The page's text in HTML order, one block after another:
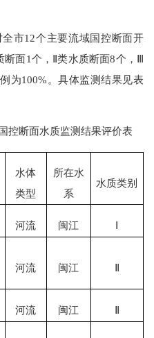
全市1 2个主要流域国控断面开
断面1个 ， Ⅱ类水质断面8个， Ⅲ
为100% 。具体监测结果见表
控断面水质监测结果评价表
水体
类型
所在水
系
水质类别
河流 闽江 Ⅰ
河流 闽江 Ⅱ
河流 闽江 Ⅱ